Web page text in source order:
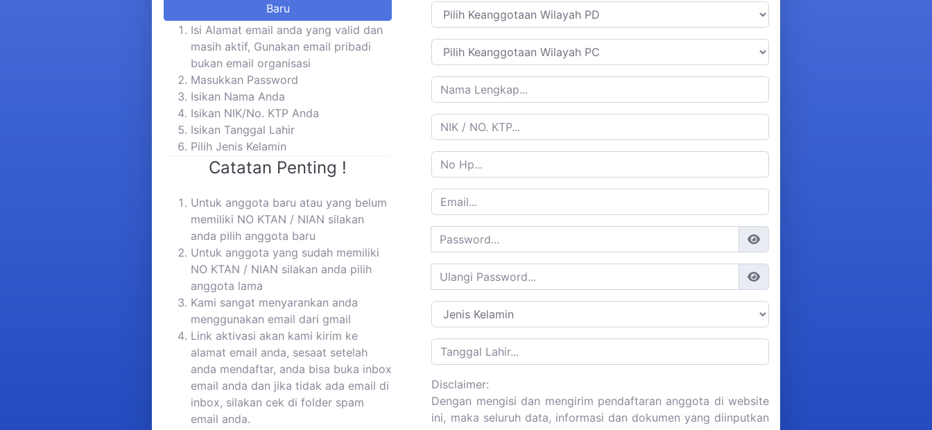
Baru
Isi Alamat email anda yang valid dan
masih aktif, Gunakan email pribadi
bukan email organisasi
Masukkan Password
Isikan Nama Anda
Isikan NIK/No. KTP Anda
Isikan Tanggal Lahir
Pilih Jenis Kelamin
Catatan Penting !
Untuk anggota baru atau yang belum
memiliki NO KTAN / NIAN silakan
anda pilih anggota baru
Untuk anggota yang sudah memiliki
NO KTAN / NIAN silakan anda pilih
anggota lama
Kami sangat menyarankan anda
menggunakan email dari gmail
Link aktivasi akan kami kirim ke
alamat email anda, sesaat setelah
anda mendaftar, anda bisa buka inbox
email anda dan jika tidak ada email di
inbox, silakan cek di folder spam
email anda.
Disclaimer:
Dengan mengisi dan mengirim pendaftaran anggota di website
ini, maka seluruh data, informasi dan dokumen yang diinputkan